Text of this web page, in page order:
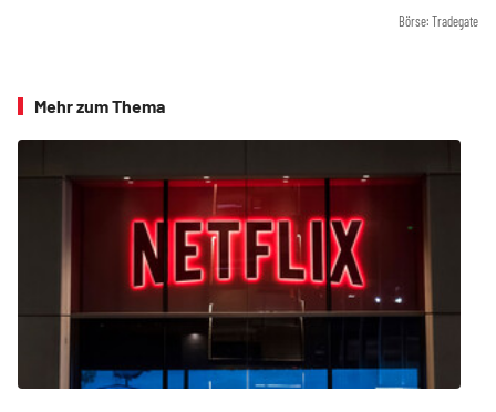
Börse: Tradegate
Mehr zum Thema